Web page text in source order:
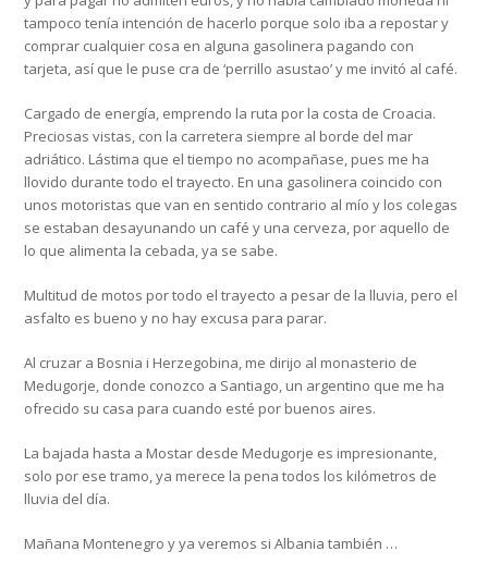
tampoco tenía intención de hacerlo porque solo iba a repostar y
comprar cualquier cosa en alguna gasolinera pagando con
tarjeta, así que le puse cra de ‘perrillo asustao’ y me invitó al café.
Cargado de energía, emprendo la ruta por la costa de Croacia.
Preciosas vistas, con la carretera siempre al borde del mar
adriático. Lástima que el tiempo no acompañase, pues me ha
llovido durante todo el trayecto. En una gasolinera coincido con
unos motoristas que van en sentido contrario al mío y los colegas
se estaban desayunando un café y una cerveza, por aquello de
lo que alimenta la cebada, ya se sabe.
Multitud de motos por todo el trayecto a pesar de la lluvia, pero el
asfalto es bueno y no hay excusa para parar.
Al cruzar a Bosnia i Herzegobina, me dirijo al monasterio de
Medugorje, donde conozco a Santiago, un argentino que me ha
ofrecido su casa para cuando esté por buenos aires.
La bajada hasta a Mostar desde Medugorje es impresionante,
solo por ese tramo, ya merece la pena todos los kilómetros de
lluvia del día.
Mañana Montenegro y ya veremos si Albania también …